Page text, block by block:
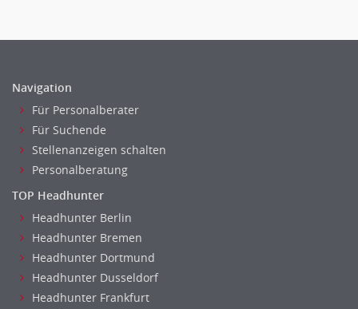
Navigation
Für Personalberater
Für Suchende
Stellenanzeigen schalten
Personalberatung
TOP Headhunter
Headhunter Berlin
Headhunter Bremen
Headhunter Dortmund
Headhunter Dusseldorf
Headhunter Frankfurt